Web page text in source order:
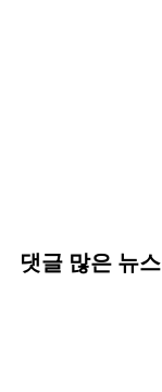
댓글 많은 뉴스